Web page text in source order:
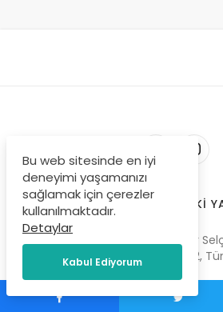
HAKKIMIZDA TRENDLERDEKI
Gençliğin Sesi Gazetesi bir
projesidir. © Copyright 2022,
Bu web sitesinde en iyi
deneyimi yaşamanızı
sağlamak için çerezler
kullanılmaktadır.
Detaylar
Kabul Ediyorum